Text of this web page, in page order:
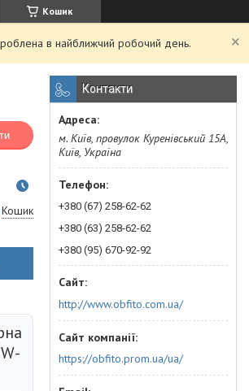
Кошик
в найближчий робочий день.
Кошик
Контакти
м. Київ, провулок Куренівський 15А,
Київ, Україна
+380 (67) 258-62-62
+380 (63) 258-62-62
+380 (95) 670-92-92
http://www.obfito.com.ua/
https://obfito.prom.ua/ua/